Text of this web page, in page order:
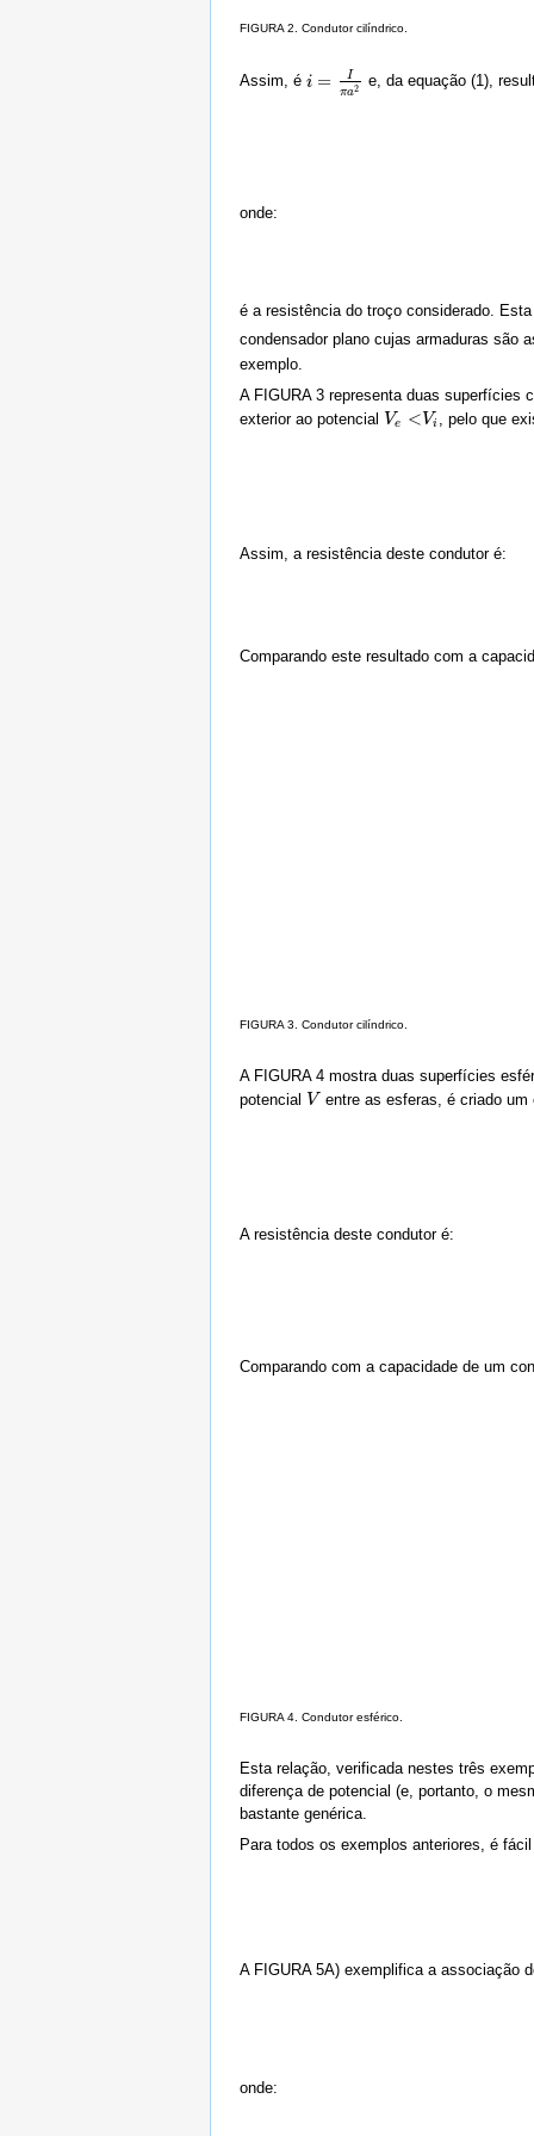
FIGURA 2. Condutor cilíndrico.
Assim, é i =
I
πa2
i=Iπ a2 e, da equação (1),
onde:
é a resistência do troço considerado.
condensador plano cujas armaduras são
exemplo.
A FIGURA 3 representa duas superfícies
exterior ao potencial Ve <
Ve < Vi
Vi , pelo que
Assim, a resistência deste condutor é:
Comparando este resultado com a
FIGURA 3. Condutor cilíndrico.
A FIGURA 4 mostra duas superfícies
potencial
V
V entre as esferas, é criado
A resistência deste condutor é:
Comparando com a capacidade de um
FIGURA 4. Condutor esférico.
Esta relação, verificada nestes três
diferença de potencial (e, portanto, o
bastante genérica.
Para todos os exemplos anteriores, é
A FIGURA 5A) exemplifica a associação
onde: